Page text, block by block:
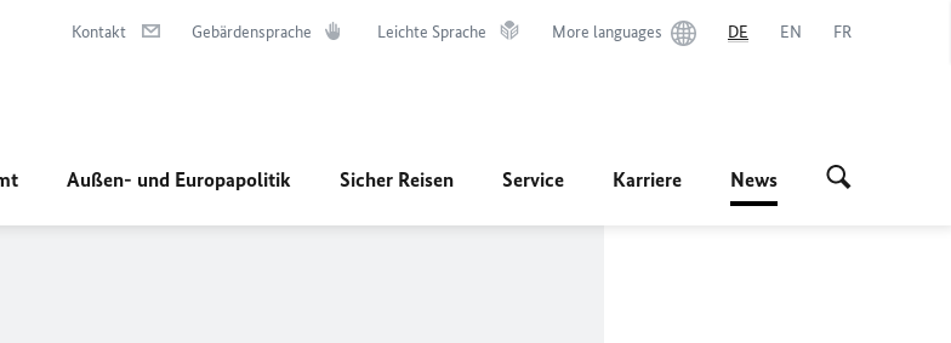
Kontakt Gebärdensprache Leichte Sprache More languages DE EN FR
Außen- und Europapolitik Sicher Reisen Service Karriere News